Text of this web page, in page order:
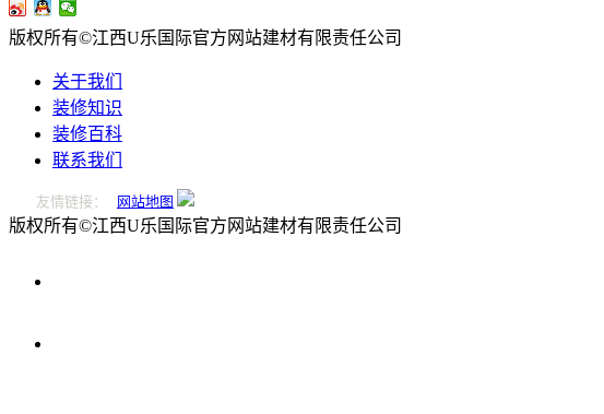
版权所有©江西U乐国际官方网站建材有限责任公司
关于我们
装修知识
装修百科
联系我们
友情链接： 网站地图
版权所有©江西U乐国际官方网站建材有限责任公司